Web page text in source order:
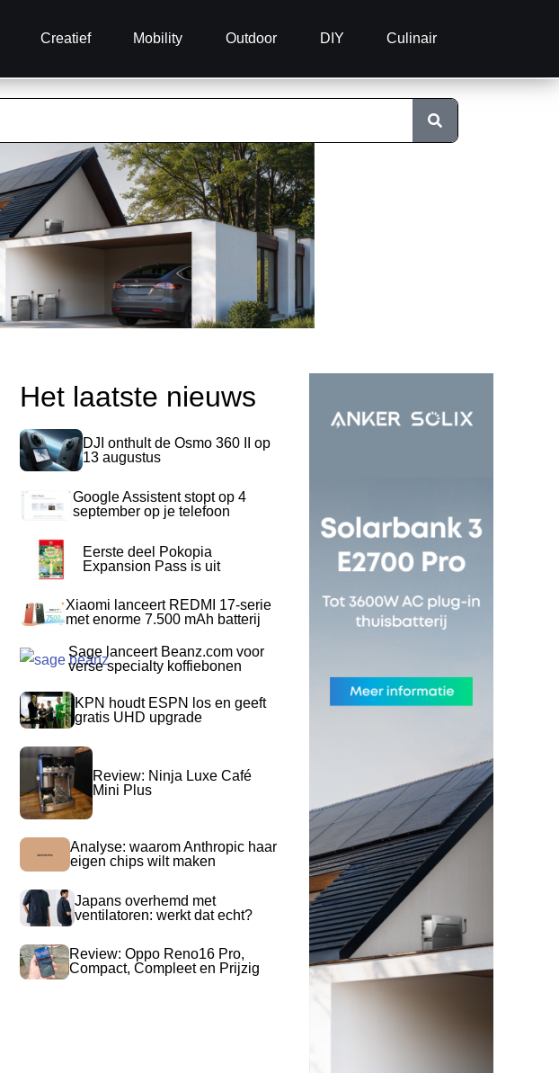
Creatief Mobility Outdoor DIY Culinair
Het laatste nieuws
DJI onthult de Osmo 360 II op
13 augustus
Google Assistent stopt op 4
september op je telefoon
Eerste deel Pokopia
Expansion Pass is uit
Xiaomi lanceert REDMI 17-serie
met enorme 7.500 mAh batterij
Sage lanceert Beanz.com voor
verse specialty koffiebonen
KPN houdt ESPN los en geeft
gratis UHD upgrade
Review: Ninja Luxe Café
Mini Plus
Analyse: waarom Anthropic haar
eigen chips wilt maken
Japans overhemd met
ventilatoren: werkt dat echt?
Review: Oppo Reno16 Pro,
Compact, Compleet en Prijzig